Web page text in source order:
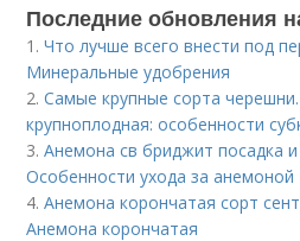
Последние обновления
1.Что лучше всего внести под
Минеральные удобрения
2.Самые крупные сорта
крупноплодная: особенности
3.Анемона св бриджит посадка
Особенности ухода за анемоной
4.Анемона корончатая сорт
Анемона корончатая